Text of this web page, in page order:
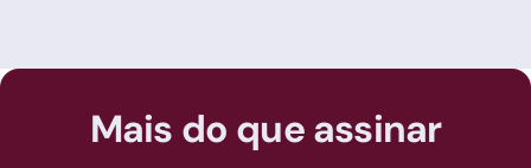
Mais do que assinar